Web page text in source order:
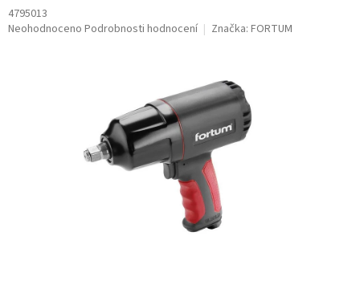
4795013
Průměrné
Neohodnoceno Podrobnosti hodnocení Značka: FORTUM